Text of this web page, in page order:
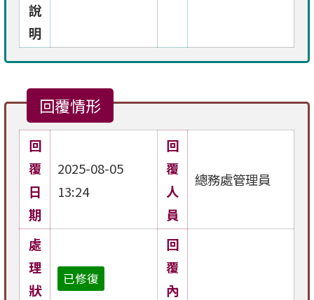
說
明
回覆情形
回
覆
日
期
2025-08-05
13:24
回
覆
人
員
總務處管理員
處
理
狀
已修復
回
覆
內